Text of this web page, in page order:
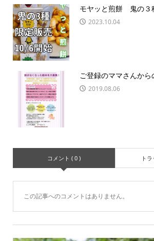
モヤッと煎餅 鬼の３
2023.10.04
ご登録のママさんから
2019.08.06
コメント ( 0 ) ト
この記事へのコメントはありません。